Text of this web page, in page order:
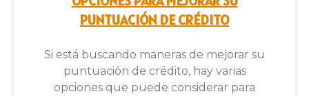
PUNTUACIÓN DE CRÉDITO
Si está buscando maneras de mejorar su
puntuación de crédito, hay varias
opciones que puede considerar para